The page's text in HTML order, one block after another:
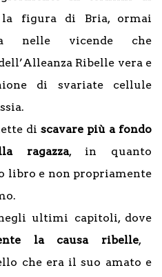
la figura di Bria, ormai
nelle vicende che
Ribelle vera e
di svariate cellule
di scavare più a fondo
ragazza, in quanto
libro e non propriamente
ultimi capitoli, dove
la causa ribelle,
che era il suo amato e